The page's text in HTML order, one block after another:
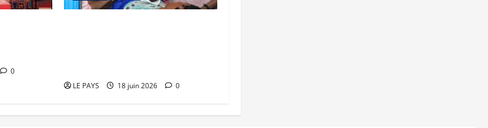
0
LE PAYS 18 juin 2026 0